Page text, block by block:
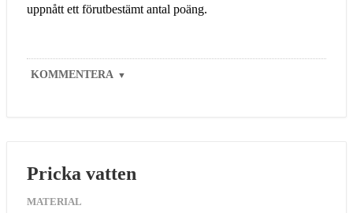
uppnått ett förutbestämt antal poäng.
KOMMENTERA ▼
Pricka vatten
MATERIAL